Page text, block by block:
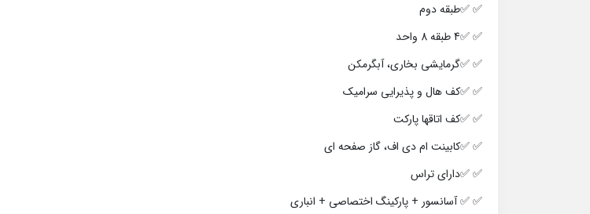
✅ ✅طبقه دوم
✅ ✅4 طبقه 8 واحد
✅ ✅گرمایشی بخاری، آبگرمکن
✅ ✅کف هال و پذیرایی سرامیک
✅ ✅کف اتاقها پارکت
✅ ✅کابینت ام دی اف، گاز صفحه ای
✅ ✅دارای تراس
✅ ✅ آسانسور + پارکینگ اختصاصی + انباری